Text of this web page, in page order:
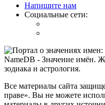
Напишите нам
Социальные сети:
NameDB - Значение имён.
зодиака и астрология.
Все материалы сайта
праве». Вы не можете